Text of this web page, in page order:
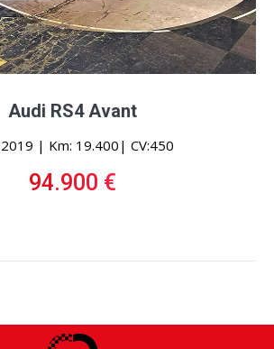
Audi RS4 Avant
2019 | Km: 19.400| CV:450
94.900 €